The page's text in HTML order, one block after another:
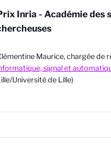
Inria - Académie des
Maurice, chargée de
signal et
Université de Lille)